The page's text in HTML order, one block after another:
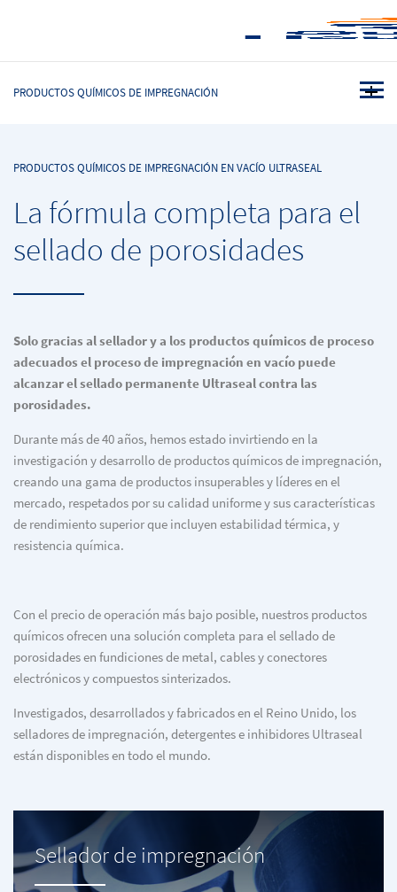
PRODUCTOS QUÍMICOS DE IMPREGNACIÓN
PRODUCTOS QUÍMICOS DE IMPREGNACIÓN EN VACÍO ULTRASEAL
La fórmula completa para el
sellado de porosidades
Solo gracias al sellador y a los productos químicos de proceso
adecuados el proceso de impregnación en vacío puede
alcanzar el sellado permanente Ultraseal contra las
porosidades.
Durante más de 40 años, hemos estado invirtiendo en la
investigación y desarrollo de productos químicos de impregnación,
creando una gama de productos insuperables y líderes en el
mercado, respetados por su calidad uniforme y sus características
de rendimiento superior que incluyen estabilidad térmica, y
resistencia química.
Con el precio de operación más bajo posible, nuestros productos
químicos ofrecen una solución completa para el sellado de
porosidades en fundiciones de metal, cables y conectores
electrónicos y compuestos sinterizados.
Investigados, desarrollados y fabricados en el Reino Unido, los
selladores de impregnación, detergentes e inhibidores Ultraseal
están disponibles en todo el mundo.
Sellador de impregnación